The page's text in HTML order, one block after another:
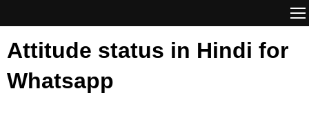
Attitude status in Hindi for
Whatsapp